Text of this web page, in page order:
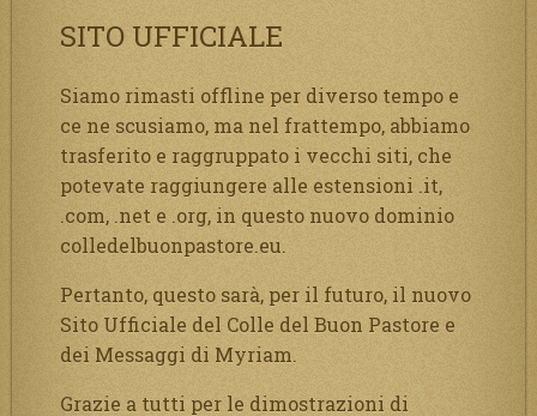
SITO UFFICIALE
Siamo rimasti offline per diverso tempo e
ce ne scusiamo, ma nel frattempo, abbiamo
trasferito e raggruppato i vecchi siti, che
potevate raggiungere alle estensioni .it,
.com, .net e .org, in questo nuovo dominio
colledelbuonpastore.eu.
Pertanto, questo sarà, per il futuro, il nuovo
Sito Ufficiale del Colle del Buon Pastore e
dei Messaggi di Myriam.
Grazie a tutti per le dimostrazioni di